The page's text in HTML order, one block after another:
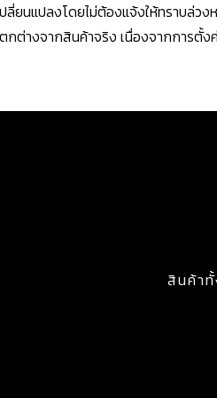
ลี่ยนแปลงโดยไม่ต้องแจ้งให้ทราบล่วง
กต่างจากสินค้าจริง เนื่องจากการตั้ง
สินค้า